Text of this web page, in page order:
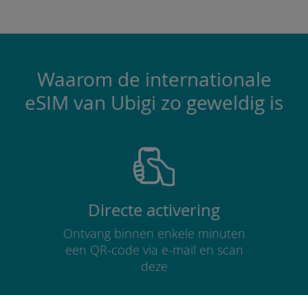
Waarom de internationale
eSIM van Ubigi zo geweldig is
Directe activering
Ontvang binnen enkele minuten
een QR-code via e-mail en scan
deze